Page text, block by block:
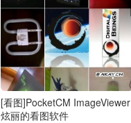
[看图]PocketCM ImageViewer
炫丽的看图软件